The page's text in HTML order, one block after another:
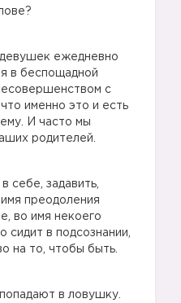
ежедневно
в беспощадной
с
именно это и есть
И часто мы
родителей.
себе, задавить,
преодоления
во имя некоего
сидит в подсознании,
на то, чтобы быть.
в ловушку.